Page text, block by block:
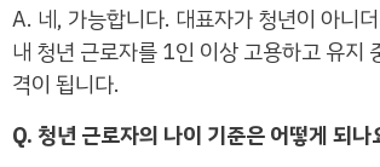
A. 네, 가능합니다. 대표자가 청년이 아니
내 청년 근로자를 1인 이상 고용하고 유지
격이 됩니다.
Q. 청년 근로자의 나이 기준은 어떻게 되나